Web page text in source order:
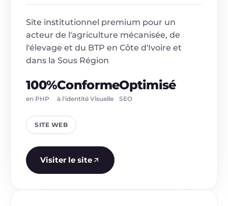
Site institutionnel premium pour un
acteur de l'agriculture mécanisée, de
l'élevage et du BTP en Côte d'Ivoire et
dans la Sous Région
100%
en PHP
Conforme
à l'identité Visuelle
Optimisé
SEO
SITE WEB
Visiter le site